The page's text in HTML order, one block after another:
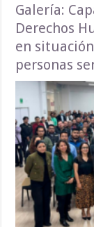
Galería:
Derechos
en
personas